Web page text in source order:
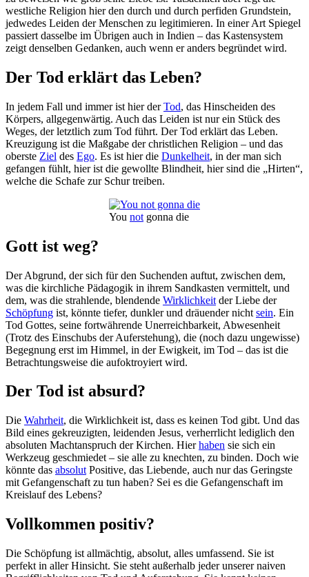
westliche Religion hier den durch und durch perfiden Grundstein,
jedwedes Leiden der Menschen zu legitimieren. In einer Art Spiegel
passiert dasselbe im Übrigen auch in Indien – das Kastensystem
zeigt denselben Gedanken, auch wenn er anders begründet wird.
Der Tod erklärt das Leben?
In jedem Fall und immer ist hier derTod, das Hinscheiden des
Körpers, allgegenwärtig. Auch das Leiden ist nur ein Stück des
Weges, der letztlich zum Tod führt. Der Tod erklärt das Leben.
Kreuzigung ist die Maßgabe der christlichen Religion – und das
oberste Ziel des Ego. Es ist hier die Dunkelheit, in der man sich
gefangen fühlt, hier ist die gewollte Blindheit, hier sind die „Hirten“,
welche die Schafe zur Schur treiben.
You not gonna die
Gott ist weg?
Der Abgrund, der sich für den Suchenden auftut, zwischen dem,
was die kirchliche Pädagogik in ihrem Sandkasten vermittelt, und
dem, was die strahlende, blendende Wirklichkeit der Liebe der
Schöpfung ist, könnte tiefer, dunkler und dräuender nicht sein. Ein
Tod Gottes, seine fortwährende Unerreichbarkeit, Abwesenheit
(Trotz des Einschubs der Auferstehung), die (noch dazu ungewisse)
Begegnung erst im Himmel, in der Ewigkeit, im Tod – das ist die
Betrachtungsweise die aufoktroyiert wird.
Der Tod ist absurd?
Die Wahrheit, die Wirklichkeit ist, dass es keinen Tod gibt. Und das
Bild eines gekreuzigten, leidenden Jesus, verherrlicht lediglich den
absoluten Machtanspruch der Kirchen. Hierhaben sie sich ein
Werkzeug geschmiedet – sie alle zu knechten, zu binden. Doch wie
könnte das absolut Positive, das Liebende, auch nur das Geringste
mit Gefangenschaft zu tun haben? Sei es die Gefangenschaft im
Kreislauf des Lebens?
Vollkommen positiv?
Die Schöpfung ist allmächtig, absolut, alles umfassend. Sie ist
perfekt in aller Hinsicht. Sie steht außerhalb jeder unserer naiven